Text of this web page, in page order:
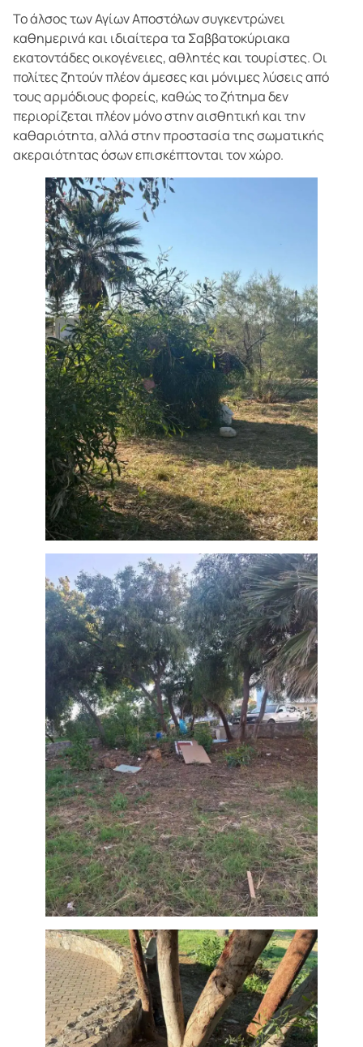
Το άλσος των Αγίων Αποστόλων συγκεντρώνει
καθημερινά και ιδιαίτερα τα Σαββατοκύριακα
εκατοντάδες οικογένειες, αθλητές και τουρίστες. Οι
πολίτες ζητούν πλέον άμεσες και μόνιμες λύσεις από
τους αρμόδιους φορείς, καθώς το ζήτημα δεν
περιορίζεται πλέον μόνο στην αισθητική και την
καθαριότητα, αλλά στην προστασία της σωματικής
ακεραιότητας όσων επισκέπτονται τον χώρο.